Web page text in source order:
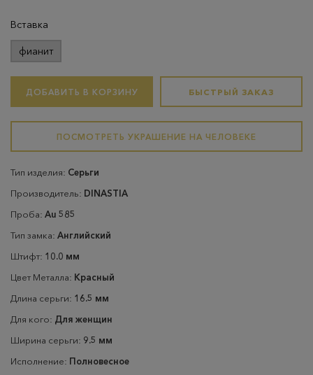
Вставка
фианит
ДОБАВИТЬ В КОРЗИНУ БЫСТРЫЙ ЗАКАЗ
ПОСМОТРЕТЬ УКРАШЕНИЕ НА ЧЕЛОВЕКЕ
Тип изделия: Серьги
Производитель: DINASTIA
Проба: Au 585
Тип замка: Английский
Штифт: 10.0 мм
Цвет Металла: Красный
Длина серьги: 16.5 мм
Для кого: Для женщин
Ширина серьги: 9.5 мм
Исполнение: Полновесное